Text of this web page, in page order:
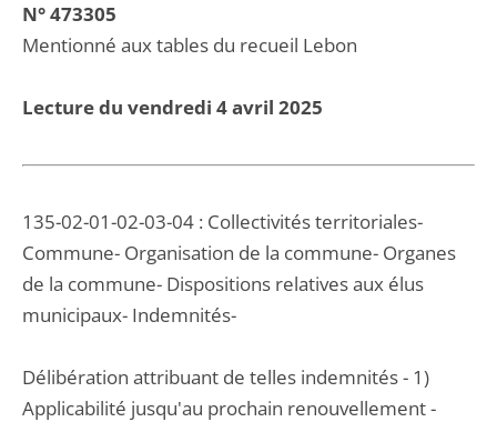
N° 473305
Mentionné aux tables du recueil Lebon
Lecture du vendredi 4 avril 2025
135-02-01-02-03-04 : Collectivités territoriales-
Commune- Organisation de la commune- Organes
de la commune- Dispositions relatives aux élus
municipaux- Indemnités-
Délibération attribuant de telles indemnités - 1)
Applicabilité jusqu'au prochain renouvellement -